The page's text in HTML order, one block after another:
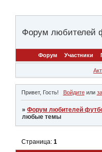
Форум любителей
Форум Участники
Привет, Гость! Войдитеили
»Форум любителей
любые темы
Страница:1